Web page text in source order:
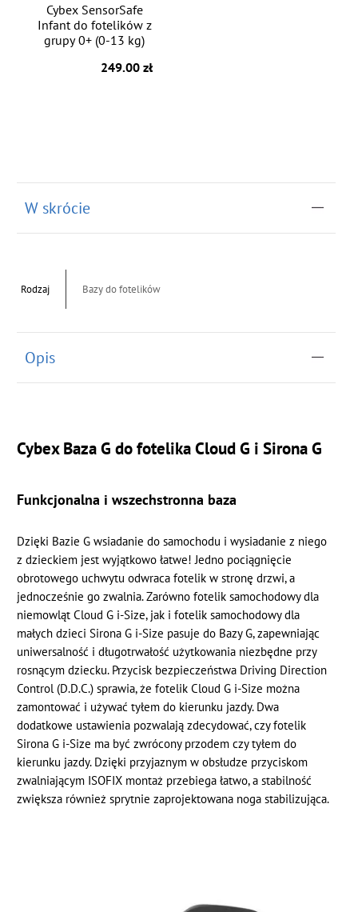
Cybex SensorSafe
Infant do fotelików z
grupy 0+ (0-13 kg)
249.00 zł
W skrócie
Rodzaj Bazy do fotelików
Opis
Cybex Baza G do fotelika Cloud G i Sirona G
Funkcjonalna i wszechstronna baza
Dzięki Bazie G wsiadanie do samochodu i wysiadanie z niego
z dzieckiem jest wyjątkowo łatwe! Jedno pociągnięcie
obrotowego uchwytu odwraca fotelik w stronę drzwi, a
jednocześnie go zwalnia. Zarówno fotelik samochodowy dla
niemowląt Cloud G i-Size, jak i fotelik samochodowy dla
małych dzieci Sirona G i-Size pasuje do Bazy G, zapewniając
uniwersalność i długotrwałość użytkowania niezbędne przy
rosnącym dziecku. Przycisk bezpieczeństwa Driving Direction
Control (D.D.C.) sprawia, że fotelik Cloud G i-Size można
zamontować i używać tyłem do kierunku jazdy. Dwa
dodatkowe ustawienia pozwalają zdecydować, czy fotelik
Sirona G i-Size ma być zwrócony przodem czy tyłem do
kierunku jazdy. Dzięki przyjaznym w obsłudze przyciskom
zwalniającym ISOFIX montaż przebiega łatwo, a stabilność
zwiększa również sprytnie zaprojektowana noga stabilizująca.